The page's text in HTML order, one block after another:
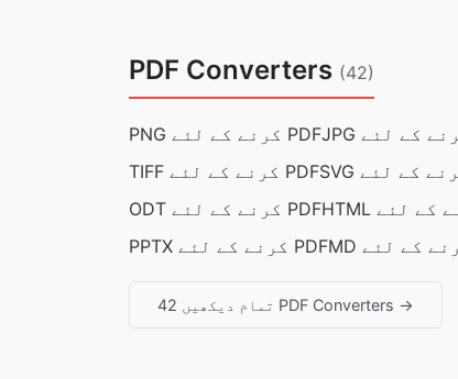
PDF Converters (42)
PNG کرنے کے لئے PDF
TIFF کرنے کے لئے PDF
ODT کرنے کے لئے PDF
PPTX کرنے کے لئے PDF
تمام دیکھیں 42 PDF Converters →